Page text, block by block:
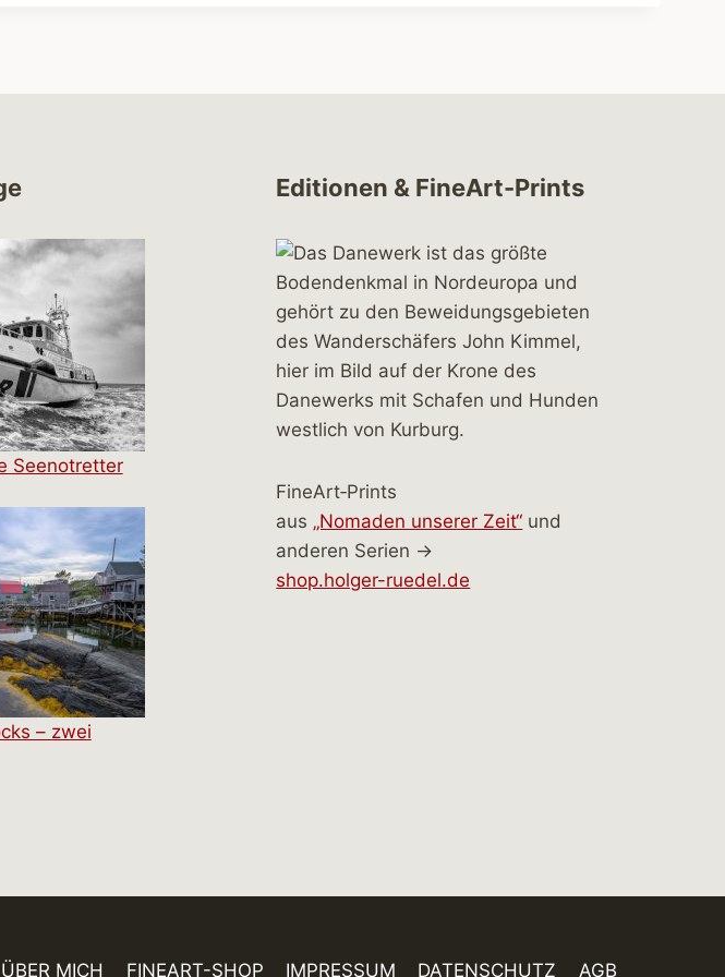
Seenotretter
– zwei
Editionen & FineArt-Prints
FineArt‑Prints
aus „Nomaden unserer Zeit“ und
anderen Serien →
shop.holger-ruedel.de
ÜBER MICH FINEART-SHOP IMPRESSUM DATENSCHUTZ AGB